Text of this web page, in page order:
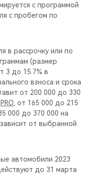
с программой
с пробегом по
в рассрочку или по
(размер
3 до 15.7% в
взноса и срока
от 200 000 до 330
, от 165 000 до 215
000 до 370 000 на
от выбранной
автомобили 2023
до 31 марта